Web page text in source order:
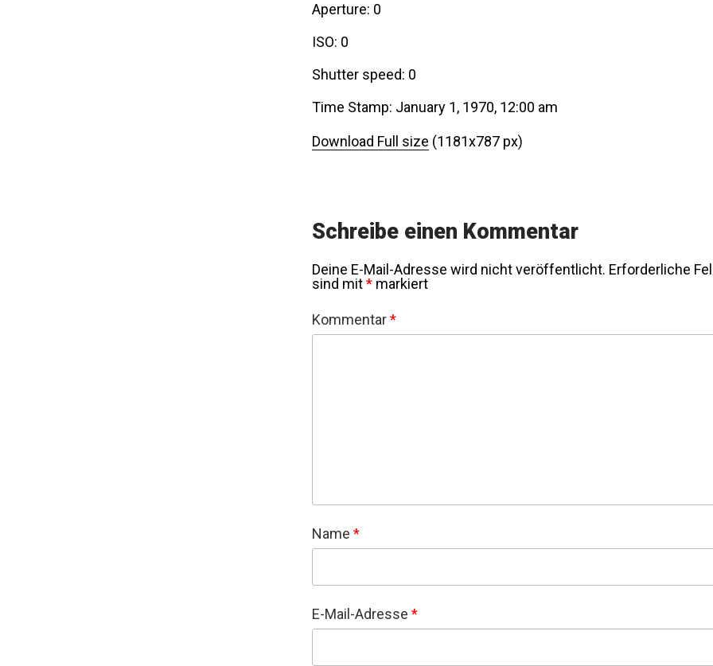
Aperture: 0
ISO: 0
Shutter speed: 0
Time Stamp: January 1, 1970, 12:00 am
Download Full size (1181x787 px)
Schreibe einen Kommentar
Deine E-Mail-Adresse wird nicht veröffentlicht. Erforderliche
sind mit* markiert
Kommentar*
Name *
E-Mail-Adresse *